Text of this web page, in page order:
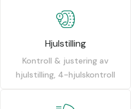
Hjulstilling
Kontroll & justering av
hjulstilling, 4-hjulskontroll